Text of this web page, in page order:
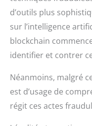
d’outils plus
sur l’intelligence
blockchain
identifier et contrer
Néanmoins, malgré
est d’usage de
régit ces actes